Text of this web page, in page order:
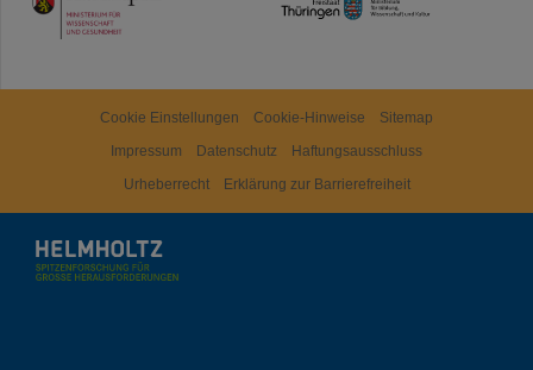
Cookie Einstellungen Cookie-Hinweise
Sitemap
Impressum
Datenschutz
Haftungsausschluss
Urheberrecht
Erklärung zur Barrierefreiheit